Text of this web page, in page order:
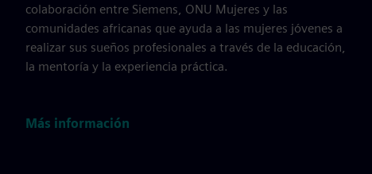
colaboración entre Siemens, ONU Mujeres y las
comunidades africanas que ayuda a las mujeres jóvenes a
realizar sus sueños profesionales a través de la educación,
la mentoría y la experiencia práctica.
Más información